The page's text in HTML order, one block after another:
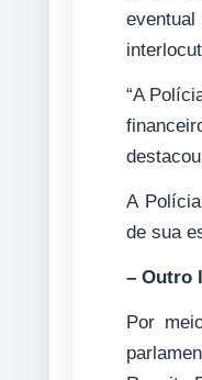
“A
A
de sua
– Outro
Por